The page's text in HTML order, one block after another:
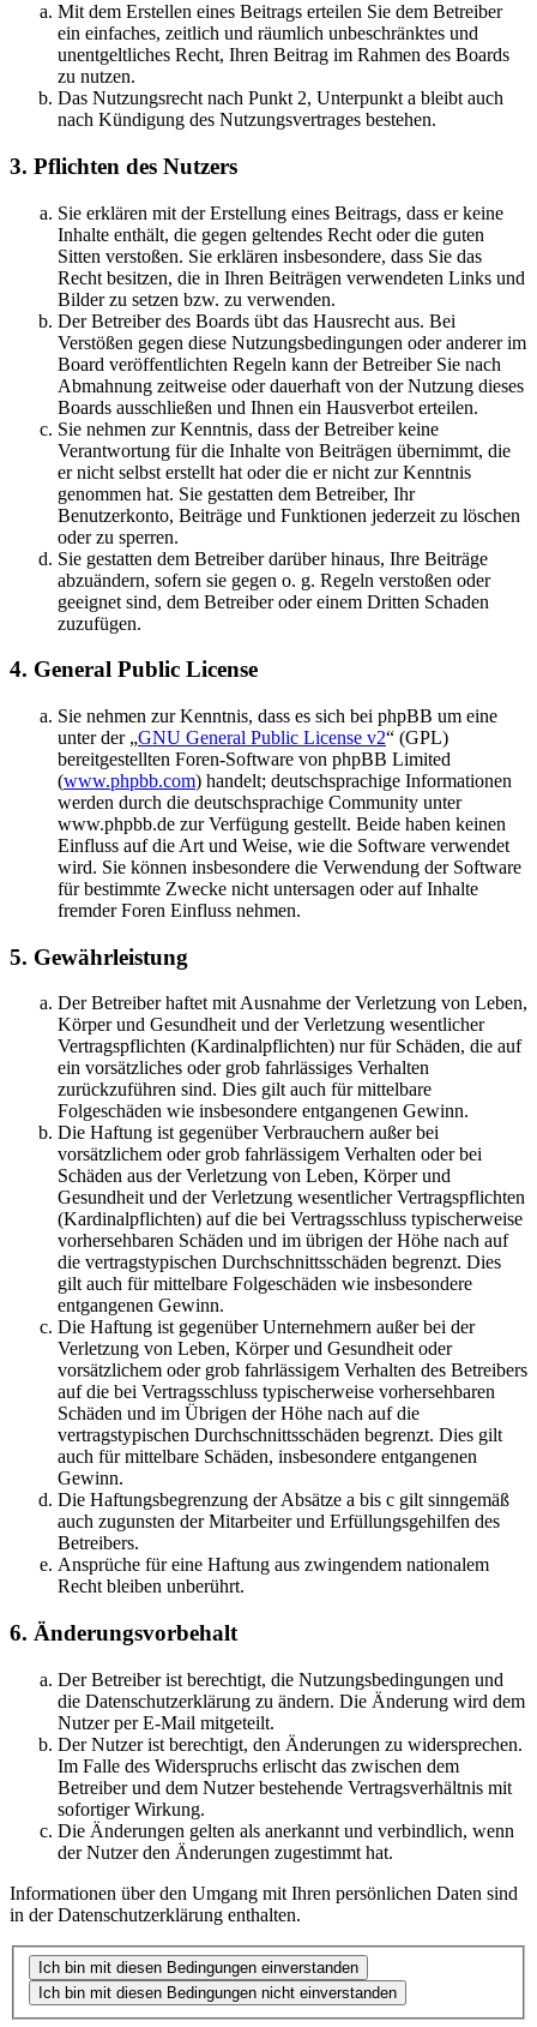
Mit dem Erstellen eines Beitrags erteilen Sie dem Betreiber
ein einfaches, zeitlich und räumlich unbeschränktes und
unentgeltliches Recht, Ihren Beitrag im Rahmen des Boards
zu nutzen.
Das Nutzungsrecht nach Punkt 2, Unterpunkt a bleibt auch
nach Kündigung des Nutzungsvertrages bestehen.
3. Pflichten des Nutzers
Sie erklären mit der Erstellung eines Beitrags, dass er keine
Inhalte enthält, die gegen geltendes Recht oder die guten
Sitten verstoßen. Sie erklären insbesondere, dass Sie das
Recht besitzen, die in Ihren Beiträgen verwendeten Links und
Bilder zu setzen bzw. zu verwenden.
Der Betreiber des Boards übt das Hausrecht aus. Bei
Verstößen gegen diese Nutzungsbedingungen oder anderer im
Board veröffentlichten Regeln kann der Betreiber Sie nach
Abmahnung zeitweise oder dauerhaft von der Nutzung dieses
Boards ausschließen und Ihnen ein Hausverbot erteilen.
Sie nehmen zur Kenntnis, dass der Betreiber keine
Verantwortung für die Inhalte von Beiträgen übernimmt, die
er nicht selbst erstellt hat oder die er nicht zur Kenntnis
genommen hat. Sie gestatten dem Betreiber, Ihr
Benutzerkonto, Beiträge und Funktionen jederzeit zu löschen
oder zu sperren.
Sie gestatten dem Betreiber darüber hinaus, Ihre Beiträge
abzuändern, sofern sie gegen o. g. Regeln verstoßen oder
geeignet sind, dem Betreiber oder einem Dritten Schaden
zuzufügen.
4. General Public License
Sie nehmen zur Kenntnis, dass es sich bei phpBB um eine
unter der „GNU General Public License v2“ (GPL)
bereitgestellten Foren-Software von phpBB Limited
(www.phpbb.com) handelt; deutschsprachige Informationen
werden durch die deutschsprachige Community unter
www.phpbb.de zur Verfügung gestellt. Beide haben keinen
Einfluss auf die Art und Weise, wie die Software verwendet
wird. Sie können insbesondere die Verwendung der Software
für bestimmte Zwecke nicht untersagen oder auf Inhalte
fremder Foren Einfluss nehmen.
5. Gewährleistung
Der Betreiber haftet mit Ausnahme der Verletzung von Leben,
Körper und Gesundheit und der Verletzung wesentlicher
Vertragspflichten (Kardinalpflichten) nur für Schäden, die auf
ein vorsätzliches oder grob fahrlässiges Verhalten
zurückzuführen sind. Dies gilt auch für mittelbare
Folgeschäden wie insbesondere entgangenen Gewinn.
Die Haftung ist gegenüber Verbrauchern außer bei
vorsätzlichem oder grob fahrlässigem Verhalten oder bei
Schäden aus der Verletzung von Leben, Körper und
Gesundheit und der Verletzung wesentlicher Vertragspflichten
(Kardinalpflichten) auf die bei Vertragsschluss typischerweise
vorhersehbaren Schäden und im übrigen der Höhe nach auf
die vertragstypischen Durchschnittsschäden begrenzt. Dies
gilt auch für mittelbare Folgeschäden wie insbesondere
entgangenen Gewinn.
Die Haftung ist gegenüber Unternehmern außer bei der
Verletzung von Leben, Körper und Gesundheit oder
vorsätzlichem oder grob fahrlässigem Verhalten des Betreibers
auf die bei Vertragsschluss typischerweise vorhersehbaren
Schäden und im Übrigen der Höhe nach auf die
vertragstypischen Durchschnittsschäden begrenzt. Dies gilt
auch für mittelbare Schäden, insbesondere entgangenen
Gewinn.
Die Haftungsbegrenzung der Absätze a bis c gilt sinngemäß
auch zugunsten der Mitarbeiter und Erfüllungsgehilfen des
Betreibers.
Ansprüche für eine Haftung aus zwingendem nationalem
Recht bleiben unberührt.
6. Änderungsvorbehalt
Der Betreiber ist berechtigt, die Nutzungsbedingungen und
die Datenschutzerklärung zu ändern. Die Änderung wird dem
Nutzer per E-Mail mitgeteilt.
Der Nutzer ist berechtigt, den Änderungen zu widersprechen.
Im Falle des Widerspruchs erlischt das zwischen dem
Betreiber und dem Nutzer bestehende Vertragsverhältnis mit
sofortiger Wirkung.
Die Änderungen gelten als anerkannt und verbindlich, wenn
der Nutzer den Änderungen zugestimmt hat.
Informationen über den Umgang mit Ihren persönlichen Daten sind
in der Datenschutzerklärung enthalten.